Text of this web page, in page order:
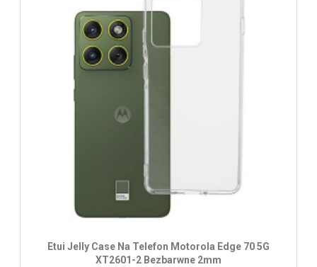
Etui Jelly Case Na Telefon Motorola Edge 70 5G
XT2601-2 Bezbarwne 2mm